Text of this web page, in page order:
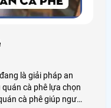
là giải pháp an
cà phê lựa chọn
cà phê giúp người